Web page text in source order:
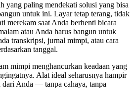
yang paling mendekati solusi yang bisa
untuk ini. Layar tetap terang, tidak
merekam saat Anda berhenti bicara
atau Anda harus bangun untuk
transkripsi, jurnal mimpi, atau cara
tanggal.
mimpi menghancurkan keadaan yang
Alat ideal seharusnya hampir
dari Anda — tanpa cahaya, tanpa